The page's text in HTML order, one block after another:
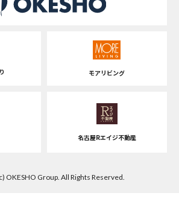
モアリビング
名古屋Rエイジ不動産
OKESHO Group. All Rights Reserved.